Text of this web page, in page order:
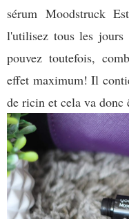
sérum Moodstruck
l'utilisez tous les jours
pouvez toutefois,
effet maximum! Il
de ricin et cela va donc